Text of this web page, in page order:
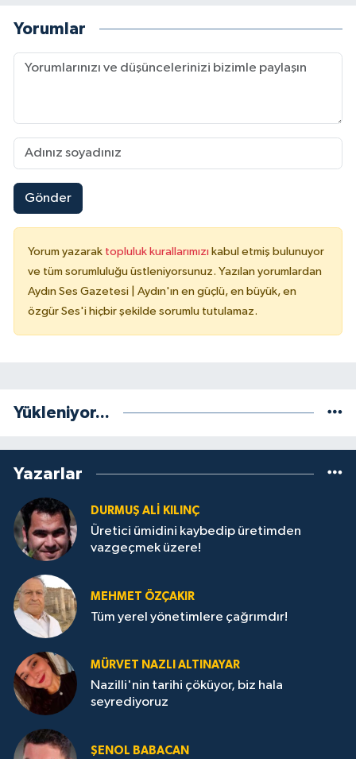
Yorumlar
Gönder
Yorum yazarak topluluk kurallarımızı kabul etmiş bulunuyor
ve tüm sorumluluğu üstleniyorsunuz. Yazılan yorumlardan
Aydın Ses Gazetesi | Aydın'ın en güçlü, en büyük, en
özgür Ses'i hiçbir şekilde sorumlu tutulamaz.
Yükleniyor...
Yazarlar
DURMUŞ ALI KILINÇ
Üretici ümidini kaybedip üretimden
vazgeçmek üzere!
MEHMET ÖZÇAKIR
Tüm yerel yönetimlere çağrımdır!
MÜRVET NAZLI ALTINAYAR
Nazilli'nin tarihi çöküyor, biz hala
seyrediyoruz
ŞENOL BABACAN